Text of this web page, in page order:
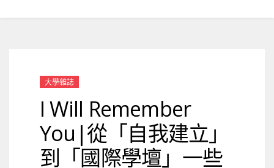
大學雜誌
I Will Remember
You|從「自我建立」
到「國際學壇」一些